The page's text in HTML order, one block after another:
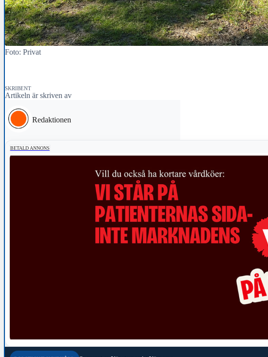
Foto: Privat
SKRIBENT
Artikeln är skriven av
Redaktionen
BETALD ANNONS